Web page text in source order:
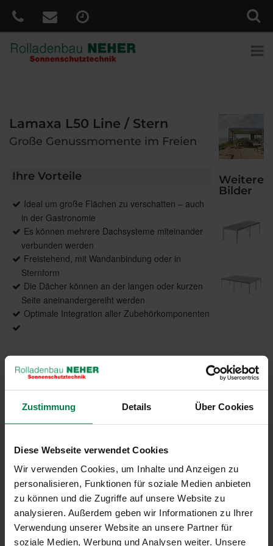
Zustimmung Details Über Cookies
Diese Webseite verwendet Cookies
Wir verwenden Cookies, um Inhalte und Anzeigen zu
personalisieren, Funktionen für soziale Medien anbieten
zu können und die Zugriffe auf unsere Website zu
analysieren. Außerdem geben wir Informationen zu Ihrer
Verwendung unserer Website an unsere Partner für
soziale Medien, Werbung und Analysen weiter. Unsere
Lamaxa L50 Line / Stern
Große Genussmomente im Freien
Ihre Vorteile
Ideal um große Flächen zu verschatten – auch
in der Gastronomie
Es können mehrere Dachsysteme miteinander
verbunden werden
Freistehend, mit Wandanbindung oder in
Sternform
Die Dächer können an der langen oder kurzen
Seite aneinandergereiht werden
Optimale Integration aller Zubehörkomponenten
max. Breite: 27 m (6 Dächer in Reihe)
max. Ausfall: 36 m (6 Dächer in Reihe)
Antrieb: WMS Funkmotor
Gestellfarbe: Pulverbeschichtet gem. WAREMA
Farbwelt, Oberflächenqualität Feinstruktur
Montage: Freistehend, optional Wandanbindung
Weitere
Bilder